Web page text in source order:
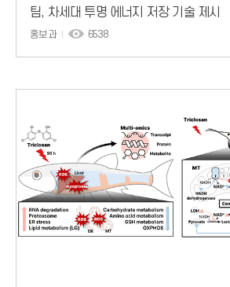
팀, 차세대 투명 에너지 저장 기술 제시
홍보과 6538